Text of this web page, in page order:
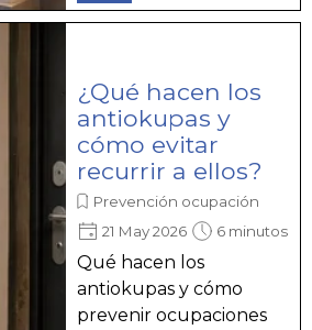
¿Qué hacen los
antiokupas y
cómo evitar
recurrir a ellos?
Prevención ocupación
21 May 2026
6 minutos
Qué hacen los
antiokupas y cómo
prevenir ocupaciones